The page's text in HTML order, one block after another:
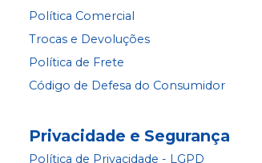
Política Comercial
Trocas e Devoluções
Política de Frete
Código de Defesa do Consumidor
Privacidade e Segurança
Política de Privacidade - LGPD